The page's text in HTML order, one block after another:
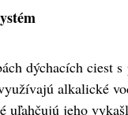
dýchacích ciest
alkalické
uľahčujú jeho